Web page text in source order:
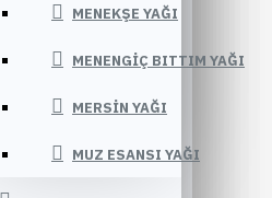
MENEKŞE YAĞI
MENENGIÇ BITTIM YAĞI
MERSIN YAĞI
MUZ ESANSI YAĞI